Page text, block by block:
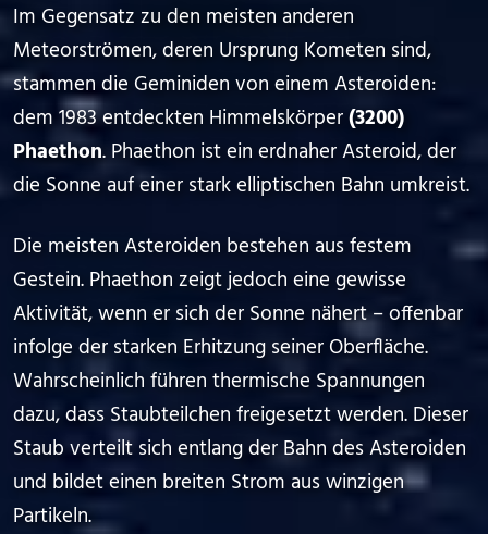
Im Gegensatz zu den meisten anderen
Meteorströmen, deren Ursprung Kometen sind,
stammen die Geminiden von einem Asteroiden:
dem 1983 entdeckten Himmelskörper(3200)
Phaethon. Phaethon ist ein erdnaher Asteroid, der
die Sonne auf einer stark elliptischen Bahn umkreist.
Die meisten Asteroiden bestehen aus festem
Gestein. Phaethon zeigt jedoch eine gewisse
Aktivität, wenn er sich der Sonne nähert – offenbar
infolge der starken Erhitzung seiner Oberfläche.
Wahrscheinlich führen thermische Spannungen
dazu, dass Staubteilchen freigesetzt werden. Dieser
Staub verteilt sich entlang der Bahn des Asteroiden
und bildet einen breiten Strom aus winzigen
Partikeln.